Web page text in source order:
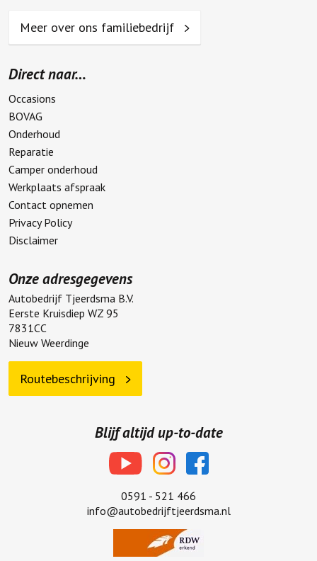
Blijf altijd up-to-date
0591 - 521 466
info@autobedrijftjeerdsma.nl
Meer over ons familiebedrijf
Direct naar…
Occasions
BOVAG
Onderhoud
Reparatie
Camper onderhoud
Werkplaats afspraak
Contact opnemen
Privacy Policy
Disclaimer
Onze adresgegevens
Autobedrijf Tjeerdsma B.V.
Eerste Kruisdiep WZ 95
7831CC
Nieuw Weerdinge
Routebeschrijving